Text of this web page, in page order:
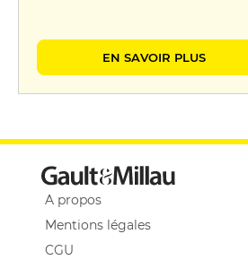
EN SAVOIR PLUS
A propos
Mentions légales
CGU